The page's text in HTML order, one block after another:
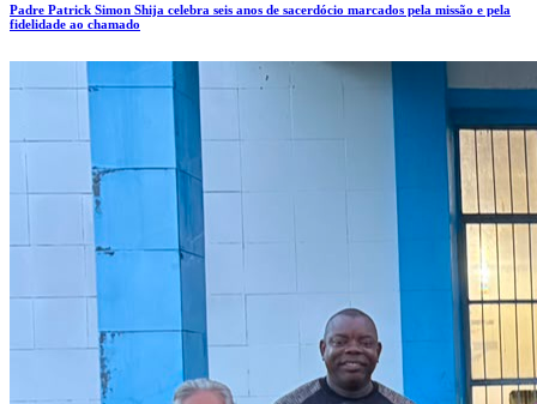
Padre Patrick Simon Shija celebra seis anos de sacerdócio marcados pela missão e pela
fidelidade ao chamado